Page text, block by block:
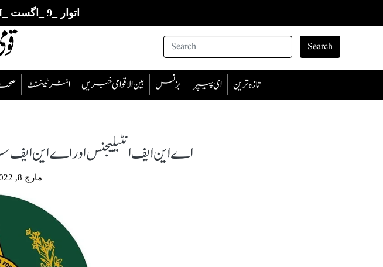
اتوار _9 _اگست _2026AH اگست 9, 2026
Search
انٹرٹینمنٹ بین الاقوامی خبریں بزنس ای پیپر تازہ ترین
اے این ایف انٹیلیجنس اور اے این ایف سندھ کی
مارچ 8, 2022